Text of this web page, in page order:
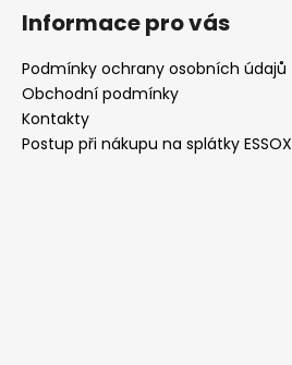
p
k
y
Informace pro vás
Podmínky ochrany osobních údajů
Obchodní podmínky
Kontakty
Postup při nákupu na splátky ESSOX